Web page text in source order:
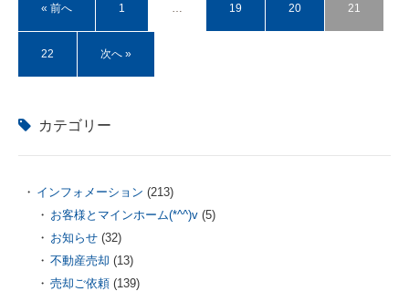
« 前へ 1 … 19 20 21
22 次へ »
カテゴリー
インフォメーション (213)
お客様とマインホーム(*^^)v (5)
お知らせ (32)
不動産売却 (13)
売却ご依頼 (139)